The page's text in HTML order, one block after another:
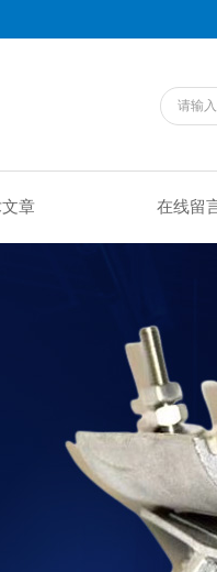
章 在线留